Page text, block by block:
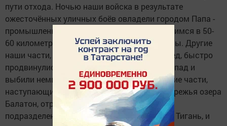
пути отхода. Ночью наши войска в результате
ожесточённых уличных боёв овладели городом Папа -
промышленным центром Венгрии, находящимся в 50-
60 километрах от австро-венгерской границы. Другие
наши части, занявшие вчера город Варошлед, быстро
продвинулись вдоль железной дороги на запад и
выбили немцев из города Девечер. Советские части,
наступающие вдоль северо-западного побережья озера
Балатон, отрезали пути отхода вражеским
подразделениям, оборонявшим полуостров Тигань, и